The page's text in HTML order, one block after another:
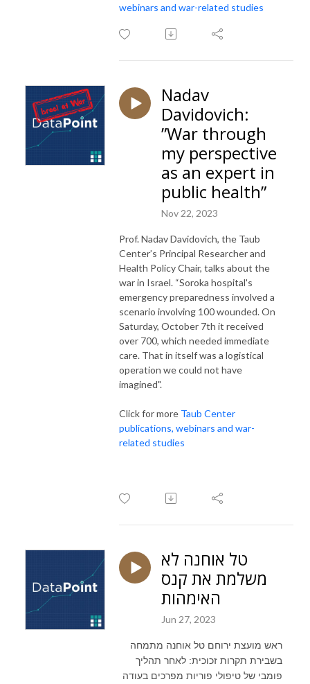
webinars and war-related studies
Nadav
Davidovich:
”War through
my perspective
as an expert in
public health”
Nov 22, 2023
Prof. Nadav Davidovich, the Taub
Center’s Principal Researcher and
Health Policy Chair, talks about the
war in Israel. “Soroka hospital's
emergency preparedness involved a
scenario involving 100 wounded. On
Saturday, October 7th it received
over 700, which needed immediate
care. That in itself was a logistical
operation we could not have
imagined".
Click for more Taub Center
publications, webinars and war-
related studies
טל אוחנה לא
משלמת את קנס
האימהות
Jun 27, 2023
ראש מועצת ירוחם טל אוחנה מתמחה
בשבירת תקרות זכוכית: לאחר תהליך
פומבי של טיפולי פוריות מפרכים בעודה